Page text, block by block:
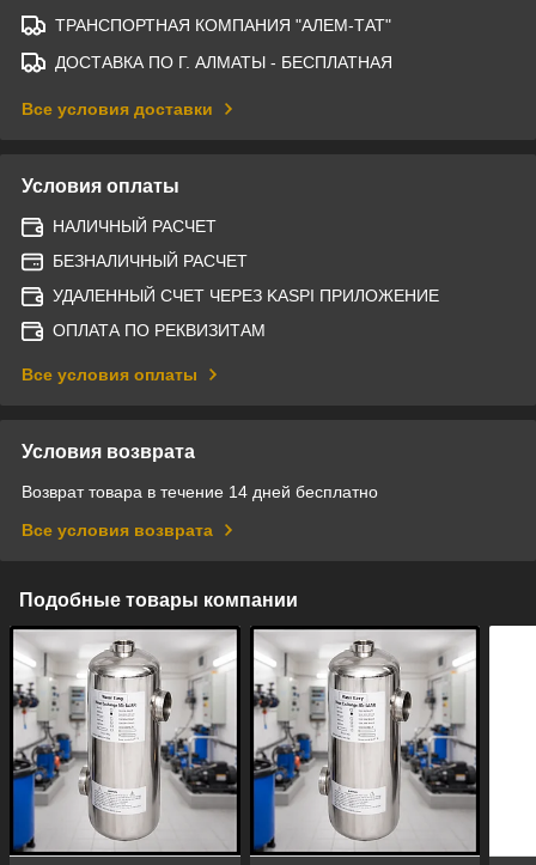
ТРАНСПОРТНАЯ КОМПАНИЯ "АЛЕМ-ТАТ"
ДОСТАВКА ПО Г. АЛМАТЫ - БЕСПЛАТНАЯ
Все условия доставки
Условия оплаты
НАЛИЧНЫЙ РАСЧЕТ
БЕЗНАЛИЧНЫЙ РАСЧЕТ
УДАЛЕННЫЙ СЧЕТ ЧЕРЕЗ KASPI ПРИЛОЖЕНИЕ
ОПЛАТА ПО РЕКВИЗИТАМ
Все условия оплаты
Условия возврата
Возврат товара в течение 14 дней бесплатно
Все условия возврата
Подобные товары компании